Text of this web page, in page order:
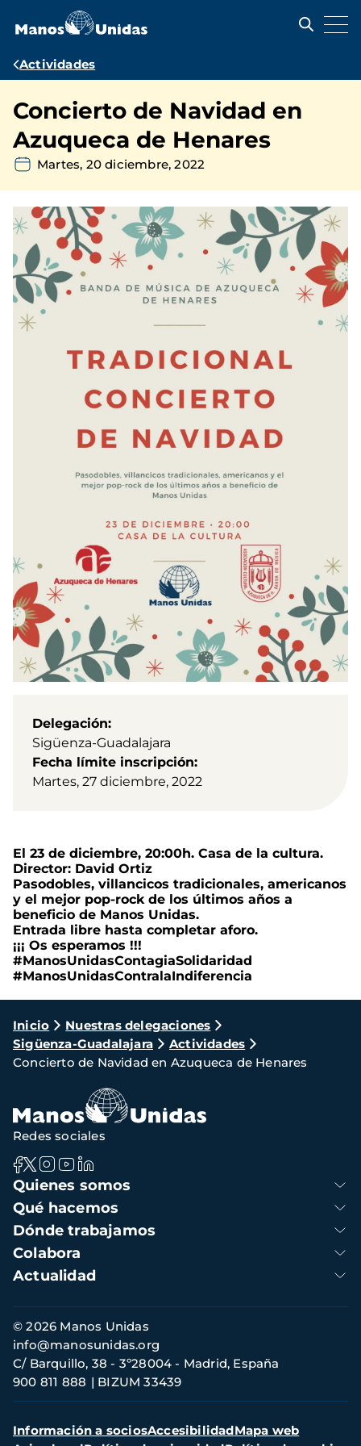
contenido
Ruta
navegación
Actividades
Concierto de Navidad en
Azuqueca de Henares
Martes, 20 diciembre, 2022
Delegación
Sigüenza-Guadalajara
Fecha límite inscripción
Martes, 27 diciembre, 2022
El 23 de diciembre, 20:00h. Casa de la cultura.
Director: David Ortiz
Pasodobles, villancicos tradicionales, americanos
y el mejor pop-rock de los últimos años a
beneficio de Manos Unidas.
Entrada libre hasta completar aforo.
¡¡¡ Os esperamos !!!
#ManosUnidasContagiaSolidaridad
#ManosUnidasContralaIndiferencia
Ruta
de
navegación
Inicio
Nuestras delegaciones
Sigüenza-Guadalajara
Actividades
Concierto de Navidad en Azuqueca de Henares
Navegación
principal
Quienes somos
Qué hacemos
Dónde trabajamos
Colabora
Actualidad
Redes sociales
Información
de
contacto
© 2026 Manos Unidas
C/ Barquillo, 38 - 3º28004 - Madrid, España
900 811 888
BIZUM 33439
info@manosunidas.org
Menú
Información a sociosAccesibilidadMapa web